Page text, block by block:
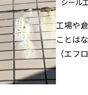
シール
工場や
ことは
（エフ